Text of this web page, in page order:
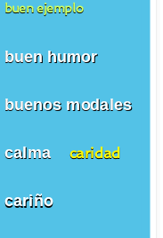
buen ejemplo
buen humor
buenos modales
calma caridad
cariño